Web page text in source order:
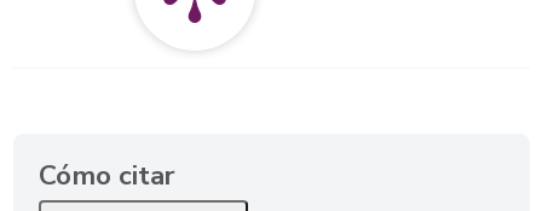
Cómo citar